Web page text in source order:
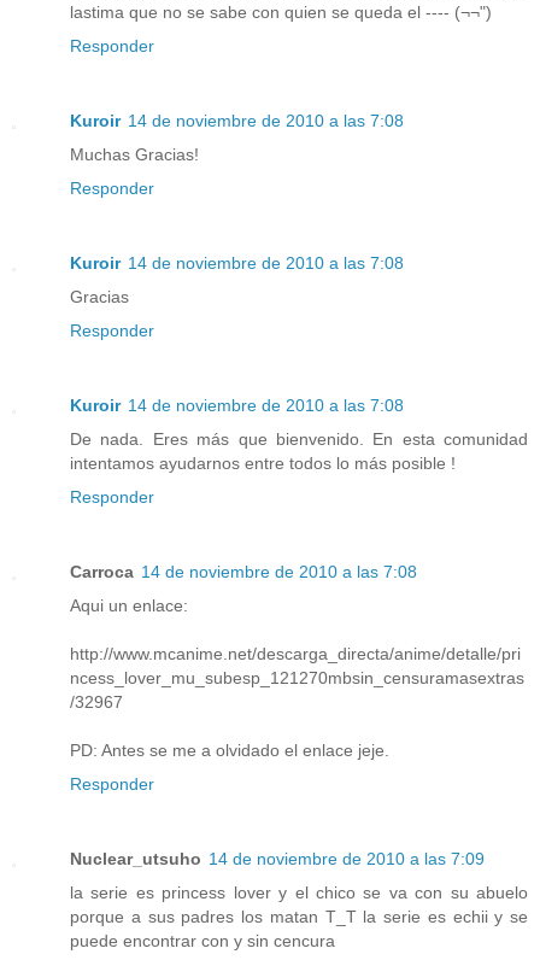
lastima que no se sabe con quien se queda el ---- (¬¬")
Responder
Kuroir 14 de noviembre de 2010 a las 7:08
Muchas Gracias!
Responder
Kuroir 14 de noviembre de 2010 a las 7:08
Gracias
Responder
Kuroir 14 de noviembre de 2010 a las 7:08
De nada. Eres más que bienvenido. En esta comunidad
intentamos ayudarnos entre todos lo más posible !
Responder
Carroca 14 de noviembre de 2010 a las 7:08
Aqui un enlace:
http://www.mcanime.net/descarga_directa/anime/detalle/pri
ncess_lover_mu_subesp_121270mbsin_censuramasextras
/32967
PD: Antes se me a olvidado el enlace jeje.
Responder
Nuclear_utsuho 14 de noviembre de 2010 a las 7:09
la serie es princess lover y el chico se va con su abuelo
porque a sus padres los matan T_T la serie es echii y se
puede encontrar con y sin cencura